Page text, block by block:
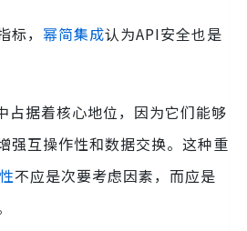
， 幂简集成认为API安全也是
占据着核心地位，因为它们能够
强互操作性和数据交换。这种重
不应是次要考虑因素，而应是